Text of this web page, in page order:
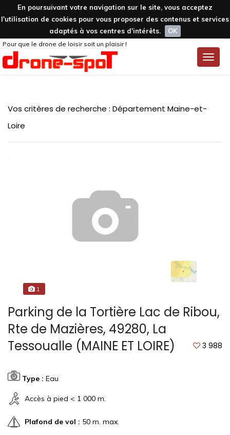
En poursuivant votre navigation sur le site, vous acceptez
l'utilisation de cookies pour vous proposer des contenus et services
adaptés à vos centres d'intérêts.
OK
Toggle
Pour que le drone de loisir soit un plaisir !
Vos critères de recherche : Département Maine-et-
Loire
1
Parking de la Tortière Lac de Ribou,
Rte de Mazières, 49280, La
Tessoualle (MAINE ET LOIRE)
3 988
Type : Eau
Accès à pied < 1 000 m.
Plafond de vol : 50 m. max.